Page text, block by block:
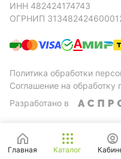
ИНН 482424174743
ОГРНИП
Политика обработки
Соглашение на
Разработано в
Главная Каталог